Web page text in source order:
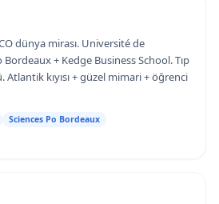
dünya mirası. Université de
Bordeaux + Kedge Business School. Tıp
kıyısı + güzel mimari + öğrenci
Sciences Po Bordeaux